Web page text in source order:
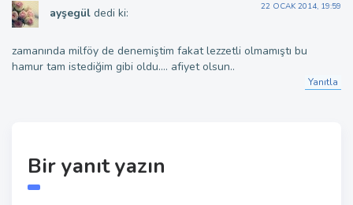
ayşegül dedi ki: 22 OCAK 2014, 19:59
zamanında milföy de denemiştim fakat lezzetli olmamıştı bu
hamur tam istediğim gibi oldu…. afiyet olsun..
Yanıtla
Bir yanıt yazın